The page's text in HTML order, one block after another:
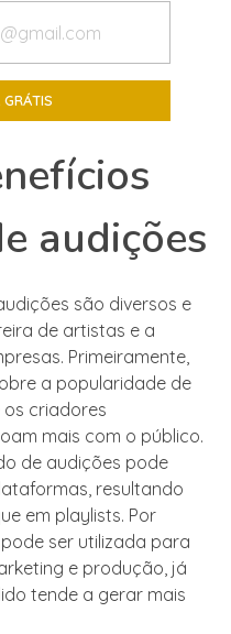
audições
são diversos e
de artistas e a
Primeiramente,
a popularidade de
criadores
mais com o público.
de audições pode
resultando
em playlists. Por
ser utilizada para
e produção, já
tende a gerar mais